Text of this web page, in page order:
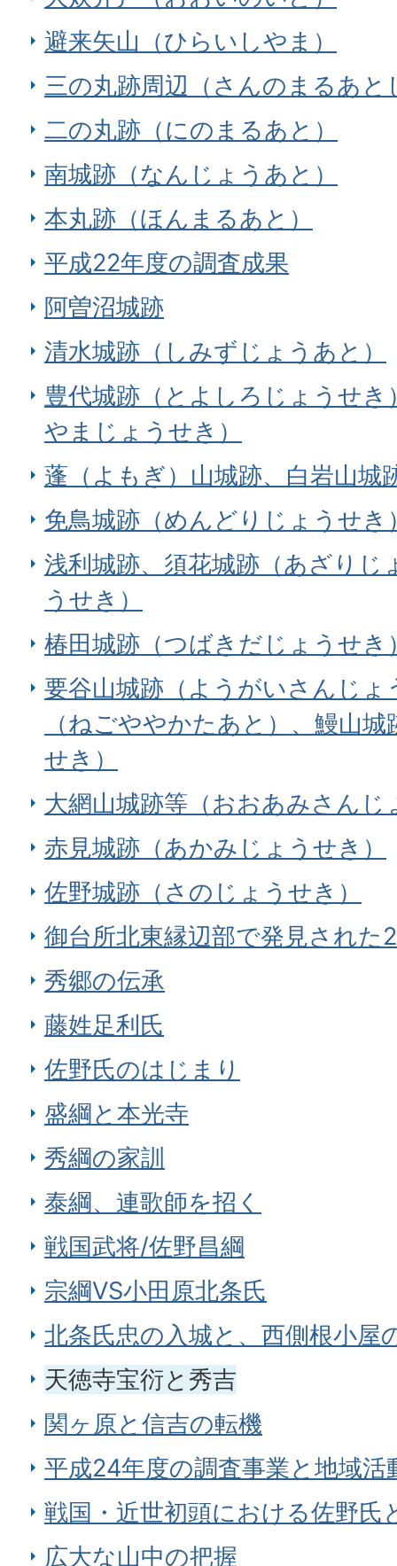
避来矢山（ひらいしやま）
三の丸跡周辺（さんのまるあと
二の丸跡（にのまるあと）
南城跡（なんじょうあと）
本丸跡（ほんまるあと）
平成22年度の調査成果
阿曽沼城跡
清水城跡（しみずじょうあと）
豊代城跡（とよしろじょうせき
やまじょうせき）
蓬（よもぎ）山城跡、白岩山城
免鳥城跡（めんどりじょうせき
浅利城跡、須花城跡（あざり
うせき）
椿田城跡（つばきだじょうせき
要谷山城跡（ようがいさんじょ
（ねごややかたあと）、鰻山
せき）
大網山城跡等（おおあみさんじ
赤見城跡（あかみじょうせき）
佐野城跡（さのじょうせき）
御台所北東縁辺部で発見された
秀郷の伝承
藤姓足利氏
佐野氏のはじまり
盛綱と本光寺
秀綱の家訓
泰綱、連歌師を招く
戦国武将/佐野昌綱
宗綱VS小田原北条氏
北条氏忠の入城と、西側根小屋
天徳寺宝衍と秀吉
関ヶ原と信吉の転機
平成24年度の調査事業と地域活
戦国・近世初頭における佐野氏
広大な山中の把握